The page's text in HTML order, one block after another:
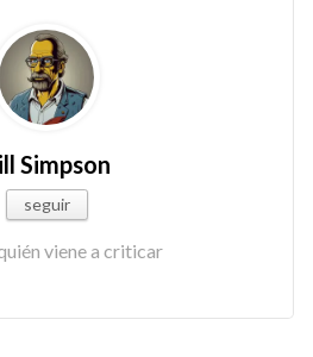
Simpson
seguir
viene a criticar